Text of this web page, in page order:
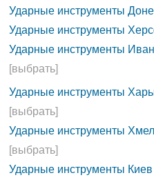
Ударные инструменты
Ударные инструменты
Ударные инструменты
[выбрать]
Ударные инструменты
[выбрать]
Ударные инструменты
[выбрать]
Ударные инструменты Киев